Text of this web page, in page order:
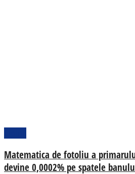
Matematica de fotoliu a
devine 0,0002% pe spatele